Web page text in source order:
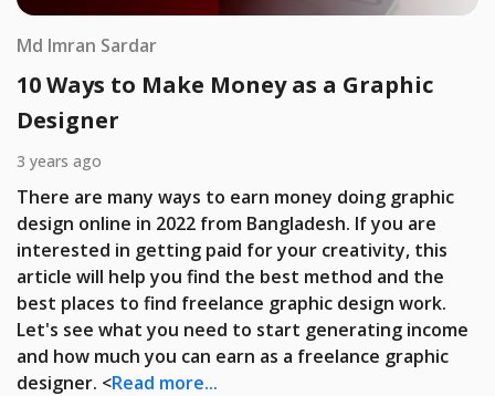
Md Imran Sardar
10 Ways to Make Money as a Graphic
Designer
3 years ago
There are many ways to earn money doing graphic
design online in 2022 from Bangladesh. If you are
interested in getting paid for your creativity, this
article will help you find the best method and the
best places to find freelance graphic design work.
Let's see what you need to start generating income
and how much you can earn as a freelance graphic
designer. <Read more...